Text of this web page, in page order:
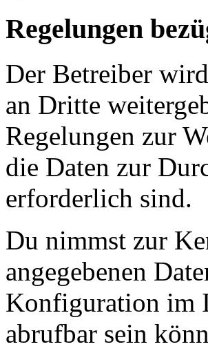
Regelungen
Der Betreiber
an Dritte
Regelungen zur
die Daten zur
erforderlich sind.
Du nimmst zur
angegebenen
Konfiguration im
abrufbar sein